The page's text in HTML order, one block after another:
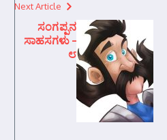
Next Article
ಸಂಗಪ್ಪನ
ಸಾಹಸಗಳು –
೮